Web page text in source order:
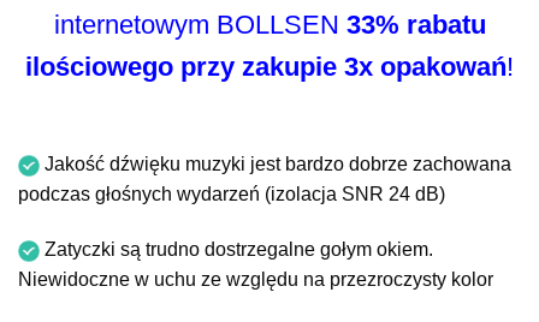
internetowym BOLLSEN 33% rabatu
ilościowego przy zakupie 3x opakowań!
Jakość dźwięku muzyki jest bardzo dobrze zachowana
podczas głośnych wydarzeń (izolacja SNR 24 dB)
Zatyczki są trudno dostrzegalne gołym okiem.
Niewidoczne w uchu ze względu na przezroczysty kolor